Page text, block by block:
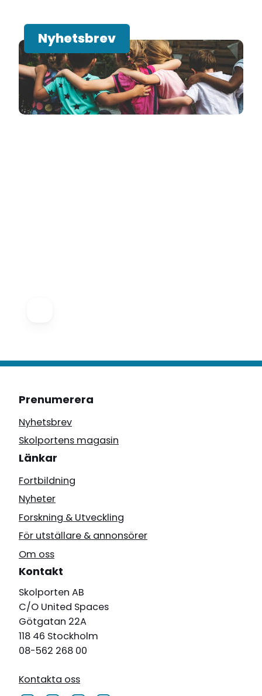
Nyhetsbrev
Prenumerera
Nyhetsbrev
Skolportens magasin
Länkar
Fortbildning
Nyheter
Forskning & Utveckling
För utställare & annonsörer
Om oss
Kontakt
Skolporten AB
C/O United Spaces
Götgatan 22A
118 46 Stockholm
08-562 268 00
Kontakta oss